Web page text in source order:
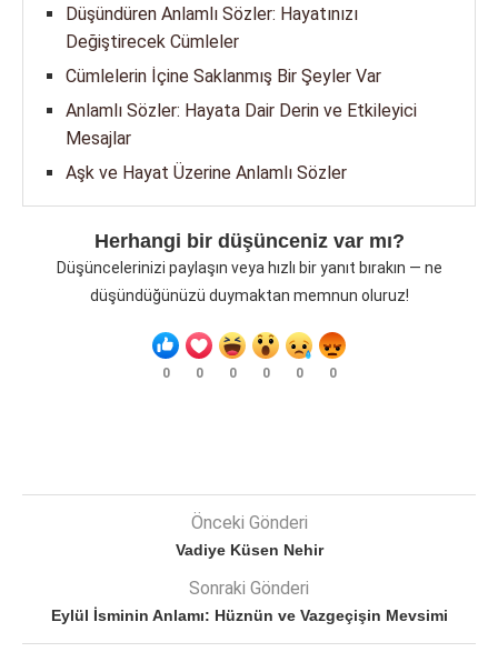
Düşündüren Anlamlı Sözler: Hayatınızı
Değiştirecek Cümleler
Cümlelerin İçine Saklanmış Bir Şeyler Var
Anlamlı Sözler: Hayata Dair Derin ve Etkileyici
Mesajlar
Aşk ve Hayat Üzerine Anlamlı Sözler
Herhangi bir düşünceniz var mı?
Düşüncelerinizi paylaşın veya hızlı bir yanıt bırakın — ne
düşündüğünüzü duymaktan memnun oluruz!
0 0 0 0 0 0
Önceki Gönderi
Vadiye Küsen Nehir
Sonraki Gönderi
Eylül İsminin Anlamı: Hüznün ve Vazgeçişin Mevsimi